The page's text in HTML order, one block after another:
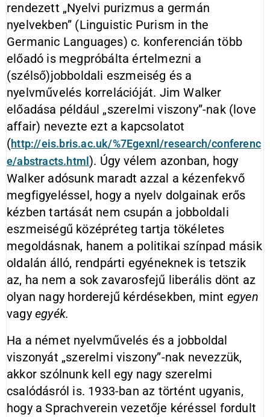
rendezett „Nyelvi purizmus a germán
nyelvekben” (Linguistic Purism in the
Germanic Languages) c. konferencián több
előadó is megpróbálta értelmezni a
(szélső)jobboldali eszmeiség és a
nyelvművelés korrelációját. Jim Walker
előadása például „szerelmi viszony”-nak (love
affair) nevezte ezt a kapcsolatot
(http://eis.bris.ac.uk/%7Egexnl/research/conferenc
e/abstracts.html ). Úgy vélem azonban, hogy
Walker adósunk maradt azzal a kézenfekvő
megfigyeléssel, hogy a nyelv dolgainak erős
kézben tartását nem csupán a jobboldali
eszmeiségű középréteg tartja tökéletes
megoldásnak, hanem a politikai színpad másik
oldalán álló, rendpárti egyéneknek is tetszik
az, ha nem a sok zavarosfejű liberális dönt az
olyan nagy horderejű kérdésekben, mint egyen
vagyegyék.
Ha a német nyelvművelés és a jobboldal
viszonyát „szerelmi viszony”-nak nevezzük,
akkor szólnunk kell egy nagy szerelmi
csalódásról is. 1933-ban az történt ugyanis,
hogy a Sprachverein vezetője kéréssel fordult